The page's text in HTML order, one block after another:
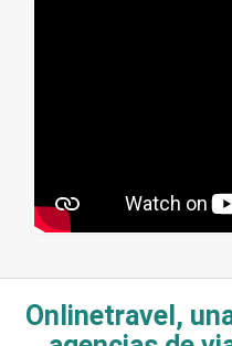
Onlinetravel,